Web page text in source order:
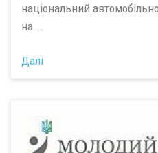
національний
на...
Далі